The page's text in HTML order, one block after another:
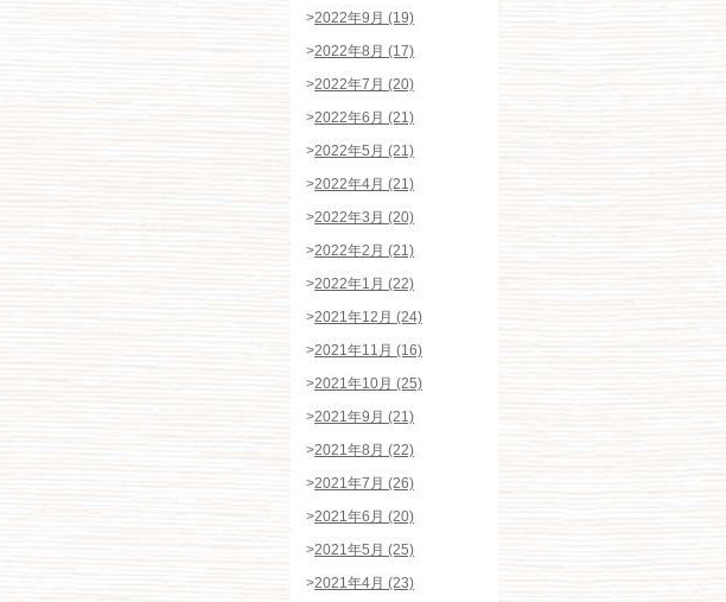
>2022年9月 (19)
>2022年8月 (17)
>2022年7月 (20)
>2022年6月 (21)
>2022年5月 (21)
>2022年4月 (21)
>2022年3月 (20)
>2022年2月 (21)
>2022年1月 (22)
>2021年12月 (24)
>2021年11月 (16)
>2021年10月 (25)
>2021年9月 (21)
>2021年8月 (22)
>2021年7月 (26)
>2021年6月 (20)
>2021年5月 (25)
>2021年4月 (23)